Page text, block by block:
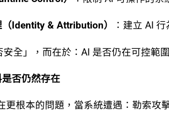
Identity & Attribution） ：建立 AI
安全」，而在於：AI 是否仍在可控範
否仍然存在
更根本的問題，當系統遭遇：勒索攻